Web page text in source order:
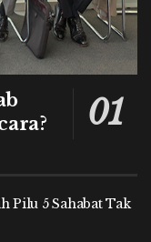
Pilu 5 Sahabat Tak